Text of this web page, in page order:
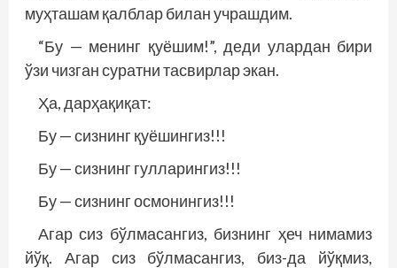
муҳташам қалблар билан учрашдим.
“Бу — менинг қуёшим!”, деди улардан бири
ўзи чизган суратни тас­вирлар экан.
Ҳа, дарҳақиқат:
Бу — сизнинг қуёшингиз!!!
Бу — сизнинг гулларингиз!!!
Бу — сизнинг осмонингиз!!!
Агар сиз бўлмасангиз, бизнинг ҳеч нимамиз
йўқ. Агар сиз бўлмасангиз, биз-да йўқмиз,